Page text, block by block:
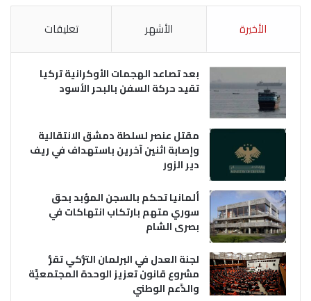
الأخيرة الأشهر تعليقات
بعد تصاعد الهجمات الأوكرانية تركيا
تقيد حركة السفن بالبحر الأسود
مقتل عنصر لسلطة دمشق الانتقالية
وإصابة اثنين آخرين باستهداف في ريف
دير الزور
ألمانيا تحكم بالسجن المؤبد بحق
سوري متهم بارتكاب انتهاكات في
بصرى الشام
لجنة العدل في البرلمان التُّركي تقرُّ
مشروع قانون تعزيز الوحدة المجتمعيَّة
والدَّعم الوطني